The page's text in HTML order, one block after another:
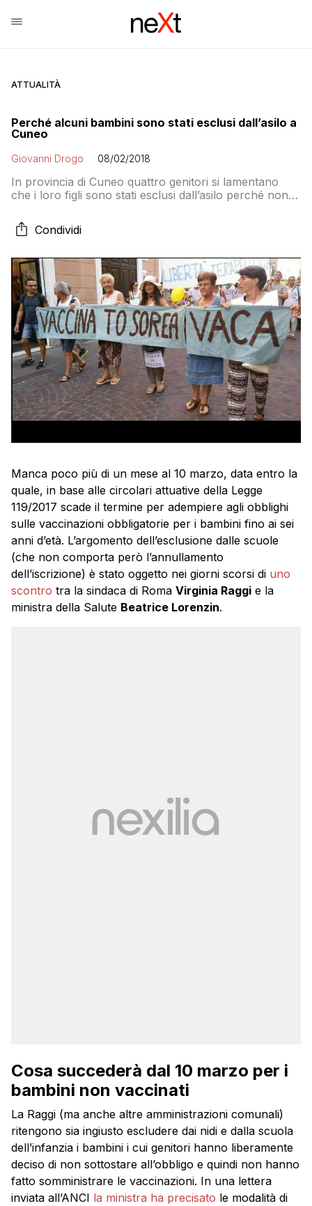
ATTUALITÀ
Perché alcuni bambini sono stati esclusi dall’asilo a
Cuneo
Giovanni Drogo 08/02/2018
In provincia di Cuneo quattro genitori si lamentano
che i loro figli sono stati esclusi dall’asilo perché non
presentato la domanda di appuntamento all’ASL e che
continuano a pretendere che il centro vaccinale
numero dei lotti dei vaccini. Tutto per rimandare la
vaccinazione il più a lungo possibile. La legge però
parla chiaro
Condividi
Manca poco più di un mese al 10 marzo, data entro la
quale, in base alle circolari attuative della Legge
119/2017 scade il termine per adempiere agli obblighi
sulle vaccinazioni obbligatorie per i bambini fino ai sei
anni d’età. L’argomento dell’esclusione dalle scuole
(che non comporta però l’annullamento
dell’iscrizione) è stato oggetto nei giorni scorsi di uno
scontro tra la sindaca di Roma Virginia Raggi e la
ministra della Salute Beatrice Lorenzin.
Cosa succederà dal 10 marzo per i
bambini non vaccinati
La Raggi (ma anche altre amministrazioni comunali)
ritengono sia ingiusto escludere dai nidi e dalla scuola
dell’infanzia i bambini i cui genitori hanno liberamente
deciso di non sottostare all’obbligo e quindi non hanno
fatto somministrare le vaccinazioni. In una lettera
inviata all’ANCI la ministra ha precisato le modalità di